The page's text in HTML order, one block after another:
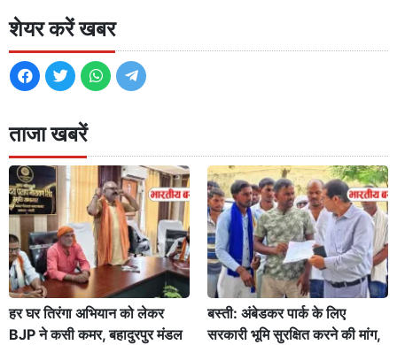
शेयर करें खबर
ताजा खबरें
हर घर तिरंगा अभियान को लेकर
BJP ने कसी कमर, बहादुरपुर मंडल
बस्ती: अंबेडकर पार्क के लिए
सरकारी भूमि सुरक्षित करने की मांग,